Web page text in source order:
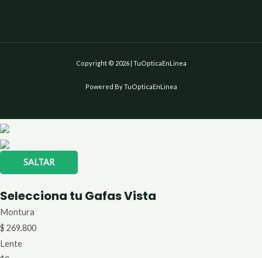
Copyright © 2026 | TuOpticaEnLinea
Powered By TuOpticaEnLinea
SALTAR
Selecciona tu Gafas Vista
Montura
$ 269.800
Lente